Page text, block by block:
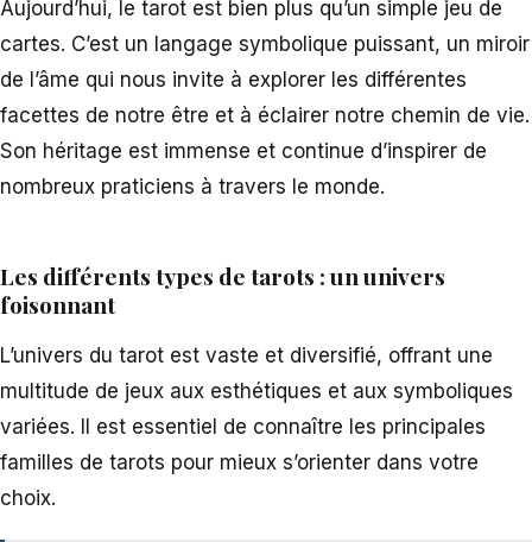
Aujourd’hui, le tarot est bien plus qu’un simple jeu de
cartes. C’est un langage symbolique puissant, un miroir
de l’âme qui nous invite à explorer les différentes
facettes de notre être et à éclairer notre chemin de vie.
Son héritage est immense et continue d’inspirer de
nombreux praticiens à travers le monde.
Les différents types de tarots : un univers
foisonnant
L’univers du tarot est vaste et diversifié, offrant une
multitude de jeux aux esthétiques et aux symboliques
variées. Il est essentiel de connaître les principales
familles de tarots pour mieux s’orienter dans votre
choix.